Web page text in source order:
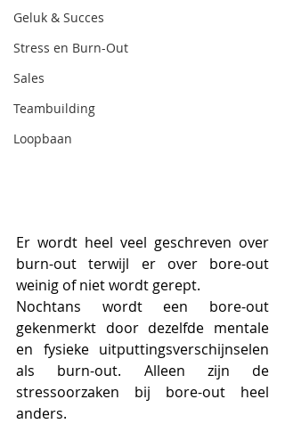
Geluk & Succes
Stress en Burn-Out
Sales
Teambuilding
Loopbaan
Er wordt heel veel geschreven over
burn-out terwijl er over bore-out
weinig of niet wordt gerept.
Nochtans wordt een bore-out
gekenmerkt door dezelfde mentale
en fysieke uitputtingsverschijnselen
als burn-out. Alleen zijn de
stressoorzaken bij bore-out heel
anders.